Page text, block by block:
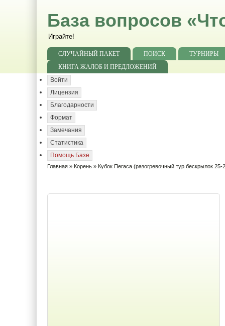
База вопросов
Играйте!
СЛУЧАЙНЫЙ ПАКЕТ ПОИСК
ТУРНИРЫ
КНИГА ЖАЛОБ И ПРЕДЛОЖЕНИЙ
Войти
Лицензия
Благодарности
Формат
Замечания
Статистика
Помощь Базе
Главная » Корень » Кубок Пегаса (разогревочный тур бескрылок 25-